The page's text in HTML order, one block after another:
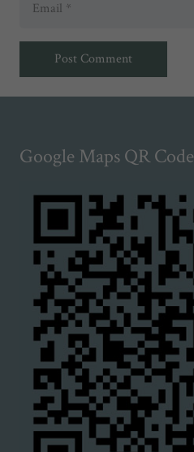
Post Comment
Google Maps QR Code